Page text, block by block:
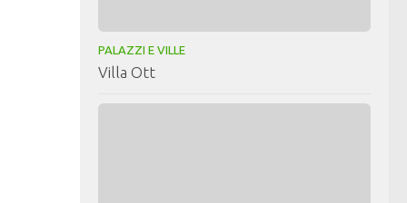
PALAZZI E VILLE
Villa Ott